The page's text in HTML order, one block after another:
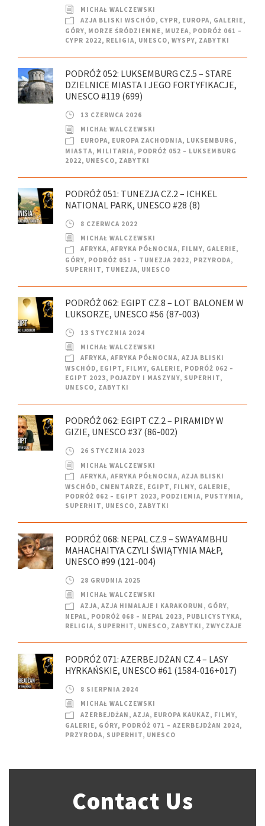
MICHAŁ WALCZEWSKI
AZJA BLISKI WSCHÓD, CYPR, EUROPA, GALERIE,
GÓRY, MORZE ŚRÓDZIEMNE, MUZEA, PODRÓŻ 061 –
CYPR 2022, RELIGIA, UNESCO, WYSPY, ZABYTKI
PODRÓŻ 052: LUKSEMBURG CZ.5 – STARE
DZIELNICE MIASTA I JEGO FORTYFIKACJE,
UNESCO #119 (699)
13 CZERWCA 2026
MICHAŁ WALCZEWSKI
EUROPA, EUROPA ZACHODNIA, LUKSEMBURG ,
MIASTA, MILITARIA, PODRÓŻ 052 – LUKSEMBURG
2022, UNESCO, ZABYTKI
PODRÓŻ 051: TUNEZJA CZ.2 – ICHKEL
NATIONAL PARK, UNESCO #28 (8)
8 CZERWCA 2022
MICHAŁ WALCZEWSKI
AFRYKA, AFRYKA PÓŁNOCNA, FILMY, GALERIE,
GÓRY, PODRÓŻ 051 – TUNEZJA 2022, PRZYRODA,
SUPERHIT, TUNEZJA, UNESCO
PODRÓŻ 062: EGIPT CZ.8 – LOT BALONEM W
LUKSORZE, UNESCO #56 (87-003)
13 STYCZNIA 2024
MICHAŁ WALCZEWSKI
AFRYKA, AFRYKA PÓŁNOCNA, AZJA BLISKI
WSCHÓD, EGIPT, FILMY, GALERIE, PODRÓŻ 062 –
EGIPT 2023, POJAZDY I MASZYNY, SUPERHIT,
UNESCO, ZABYTKI
PODRÓŻ 062: EGIPT CZ.2 – PIRAMIDY W
GIZIE, UNESCO #37 (86-002)
26 STYCZNIA 2023
MICHAŁ WALCZEWSKI
AFRYKA, AFRYKA PÓŁNOCNA, AZJA BLISKI
WSCHÓD, CMENTARZE, EGIPT, FILMY, GALERIE,
PODRÓŻ 062 – EGIPT 2023, PODZIEMIA, PUSTYNIA,
SUPERHIT, UNESCO, ZABYTKI
PODRÓŻ 068: NEPAL CZ.9 – SWAYAMBHU
MAHACHAITYA CZYLI ŚWIĄTYNIA MAŁP,
UNESCO #99 (121-004)
28 GRUDNIA 2025
MICHAŁ WALCZEWSKI
AZJA, AZJA HIMALAJE I KARAKORUM , GÓRY,
NEPAL, PODRÓŻ 068 – NEPAL 2023, PUBLICYSTYKA,
RELIGIA, SUPERHIT, UNESCO, ZABYTKI , ZWYCZAJE
PODRÓŻ 071: AZERBEJDŻAN CZ.4 – LASY
HYRKAŃSKIE, UNESCO #61 (1584-016+017)
8 SIERPNIA 2024
MICHAŁ WALCZEWSKI
AZERBEJDŻAN , AZJA, EUROPA KAUKAZ , FILMY,
GALERIE, GÓRY, PODRÓŻ 071 – AZERBEJDŻAN 2024,
PRZYRODA, SUPERHIT, UNESCO
Contact Us